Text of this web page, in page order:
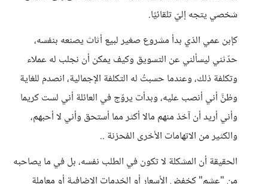
شخصي يتجه إليّ تلقائيًا.
كإبن عمي الذي بدأ مشروع صغير لبيع أثاث يصنعه بنفسه،
حدّثني ليسألني عن التسويق وكيف يمكن أن نجلب له عملاء
وتكلفة ذلك، وعندما حسبتُ له التكلفة الإجمالية، انصدم للغاية
وظنَّ أني أنصب عليه، وبدأت يروّج في العائلة أني لست كريما
وأني أريد أن آخذ منهم مالا أكثر مما أستحق وأني لا أحبهم،
والكثير من الاتهامات الأخرى المُحزنة ..
الحقيقة أن المشكلة لا تكون في الطلب نفسه، بل في ما يصاحبه